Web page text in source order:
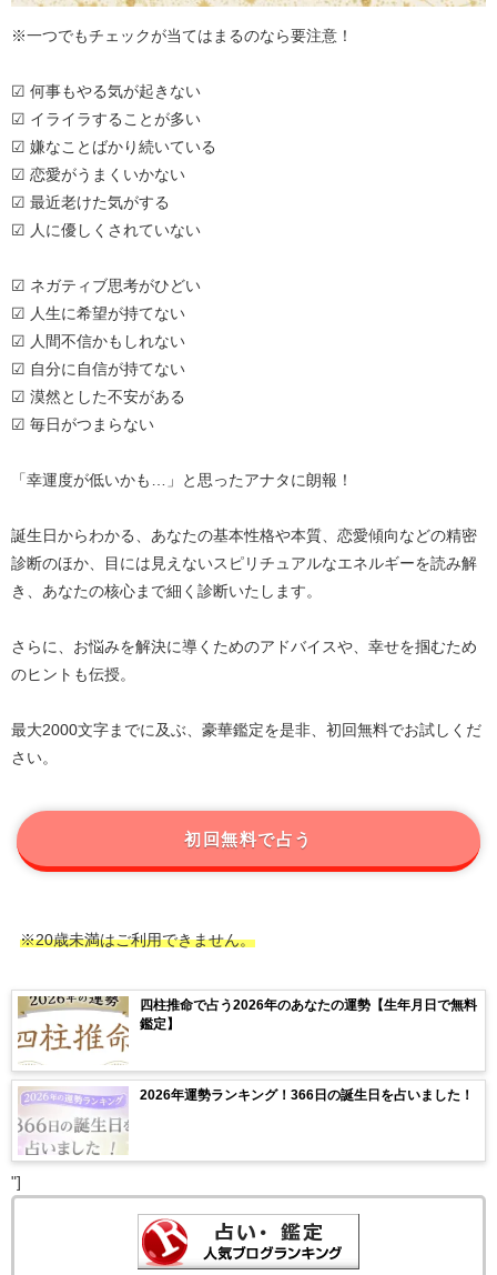
※一つでもチェックが当てはまるのなら要注意！
☑ 何事もやる気が起きない
☑ イライラすることが多い
☑ 嫌なことばかり続いている
☑ 恋愛がうまくいかない
☑ 最近老けた気がする
☑ 人に優しくされていない
☑ ネガティブ思考がひどい
☑ 人生に希望が持てない
☑ 人間不信かもしれない
☑ 自分に自信が持てない
☑ 漠然とした不安がある
☑ 毎日がつまらない
「幸運度が低いかも…」と思ったアナタに朗報！
誕生日からわかる、あなたの基本性格や本質、恋愛傾向などの精密
診断のほか、目には見えないスピリチュアルなエネルギーを読み解
き、あなたの核心まで細く診断いたします。
さらに、お悩みを解決に導くためのアドバイスや、幸せを掴むため
のヒントも伝授。
最大2000文字までに及ぶ、豪華鑑定を是非、初回無料でお試しくだ
さい。
初回無料で占う
※20歳未満はご利用できません。
四柱推命で占う2026年のあなたの運勢【生年月日で無料
鑑定】
2026年運勢ランキング！366日の誕生日を占いました！
"]